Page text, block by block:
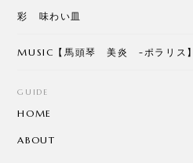
彩 味わい皿
MUSIC【馬頭琴 美炎 -ポラリス】
GUIDE
HOME
ABOUT